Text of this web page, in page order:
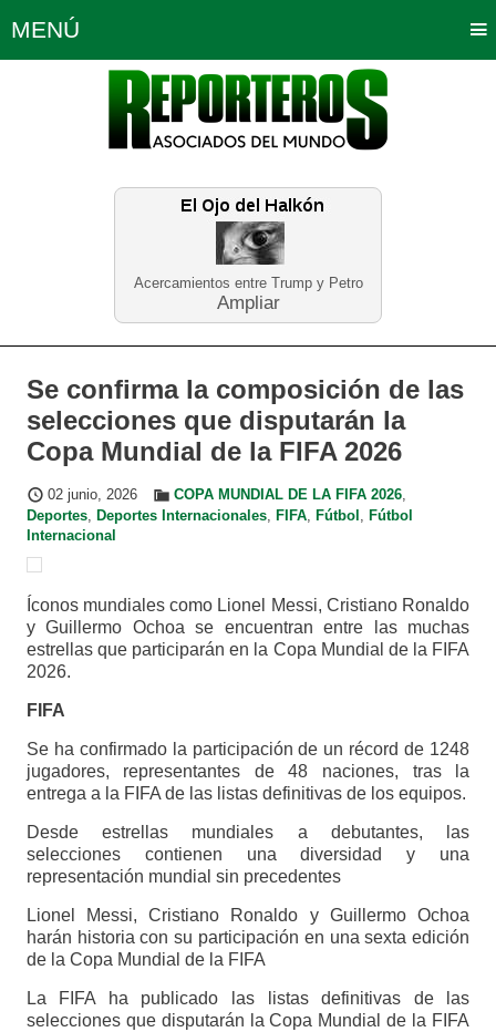
Acercamientos entre Trump y Petro
Ampliar
MENÚ
Política Opinión Bogotá
Planeta Tierra Deportes
Educación Neira
Se confirma la composición de las
selecciones que disputarán la
Copa Mundial de la FIFA 2026
02 junio, 2026 COPA MUNDIAL DE LA FIFA 2026,
Deportes, Deportes Internacionales, FIFA, Fútbol , Fútbol
Internacional
Íconos mundiales como Lionel Messi, Cristiano Ronaldo
y Guillermo Ochoa se encuentran entre las muchas
estrellas que participarán en la Copa Mundial de la FIFA
2026.
FIFA
Se ha confirmado la participación de un récord de 1248
jugadores, representantes de 48 naciones, tras la
entrega a la FIFA de las listas definitivas de los equipos.
Desde estrellas mundiales a debutantes, las
selecciones contienen una diversidad y una
representación mundial sin precedentes
Lionel Messi, Cristiano Ronaldo y Guillermo Ochoa
harán historia con su participación en una sexta edición
de la Copa Mundial de la FIFA
La FIFA ha publicado las listas definitivas de las
selecciones que disputarán la Copa Mundial de la FIFA